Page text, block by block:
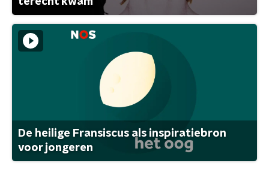
De heilige Fransiscus als inspiratiebron
voor jongeren